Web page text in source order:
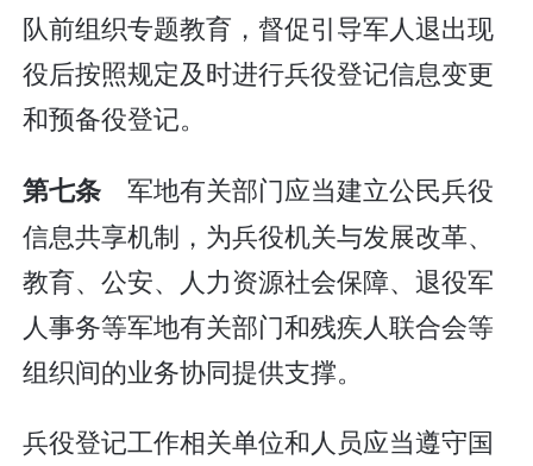
队前组织专题教育，督促引导军人退出现
役后按照规定及时进行兵役登记信息变更
和预备役登记。
第七条军地有关部门应当建立公民兵役
信息共享机制，为兵役机关与发展改革、
教育、公安、人力资源社会保障、退役军
人事务等军地有关部门和残疾人联合会等
组织间的业务协同提供支撑。
兵役登记工作相关单位和人员应当遵守国